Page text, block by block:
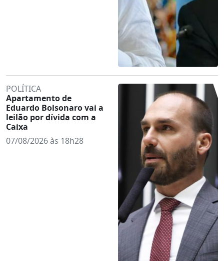
POLÍTICA
Apartamento de
Eduardo Bolsonaro vai a
leilão por dívida com a
Caixa
07/08/2026 às 18h28